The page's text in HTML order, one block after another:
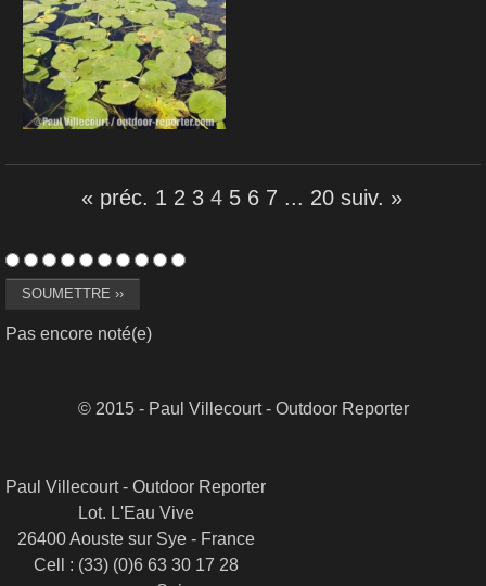
« préc. 1 2 3 4 5 6 7 ... 20 suiv. »
Pas encore noté(e)
© 2015 - Paul Villecourt - Outdoor Reporter
Paul Villecourt - Outdoor Reporter
Lot. L'Eau Vive
26400 Aouste sur Sye - France
Cell : (33) (0)6 63 30 17 28